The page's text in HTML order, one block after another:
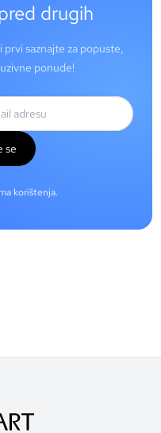
drugih
saznajte za popuste,
ponude!
se
korištenja.